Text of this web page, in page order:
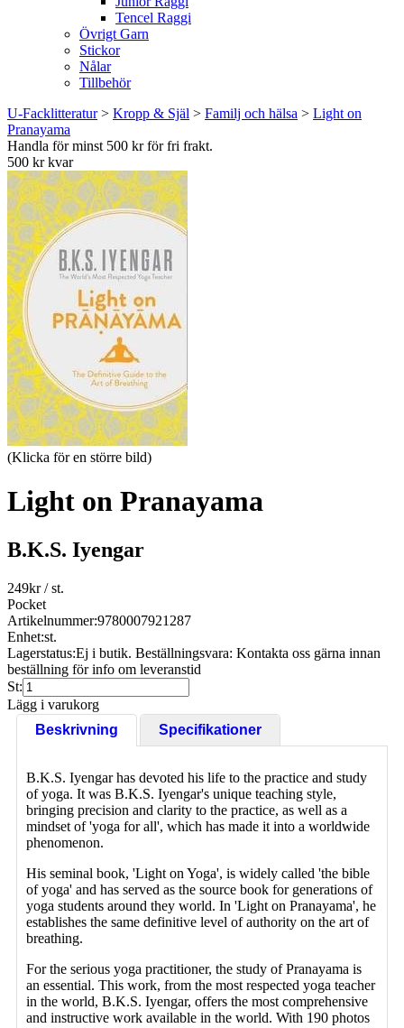
Tencel Raggi
Övrigt Garn
Stickor
Nålar
Tillbehör
U-Facklitteratur> Kropp & Själ > Familj och hälsa > Light on
Pranayama
Handla för minst 500 kr för fri frakt.
500 kr kvar
(Klicka för en större bild)
Light on Pranayama
B.K.S. Iyengar
249kr/ st.
Pocket
Artikelnummer:9780007921287
Enhet:st.
Lagerstatus:Ej i butik. Beställningsvara: Kontakta oss gärna innan
beställning för info om leveranstid
St:
Lägg i varukorg
Beskrivning
Specifikationer
B.K.S. Iyengar has devoted his life to the practice and study
of yoga. It was B.K.S. Iyengar's unique teaching style,
bringing precision and clarity to the practice, as well as a
mindset of 'yoga for all', which has made it into a worldwide
phenomenon.
His seminal book, 'Light on Yoga', is widely called 'the bible
of yoga' and has served as the source book for generations of
yoga students around they world. In 'Light on Pranayama', he
establishes the same definitive level of authority on the art of
breathing.
For the serious yoga practitioner, the study of Pranayama is
an essential. This work, from the most respected yoga teacher
in the world, B.K.S. Iyengar, offers the most comprehensive
and instructive work available in the world. With 190 photos